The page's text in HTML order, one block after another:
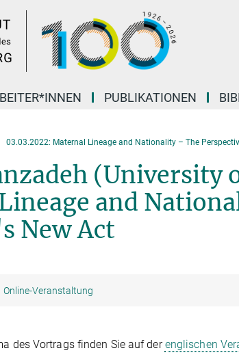
PUBLIKATIONEN
03.03.2022: Maternal Lineage and Nationality – The
(University
and
New Act
Online-Veranstaltung
des Vortrags finden Sie auf derenglischen